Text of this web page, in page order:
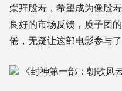
崇拜殷寿，希望成为像殷寿
良好的市场反馈，质子团
倦，无疑让这部电影参与
《封神第一部：朝歌风